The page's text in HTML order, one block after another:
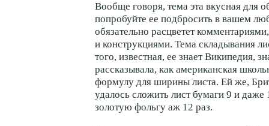
Вообще говоря, тема эта вкусная для
попробуйте ее подбросить в вашем
обязательно расцветет
и конструкциями. Тема складывания
того, известная, ее знает Википедия,
рассказывала, как американская
формулу для ширины листа. Ей же,
удалось сложить лист бумаги 9 и даже
золотую фольгу аж 12 раз.